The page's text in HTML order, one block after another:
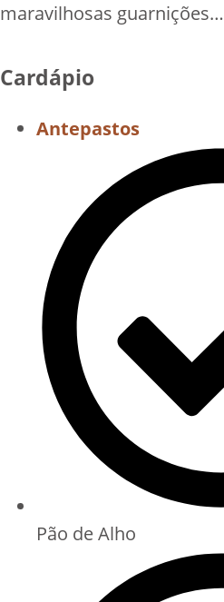
maravilhosas guarnições…
Cardápio
Antepastos
Pão de Alho